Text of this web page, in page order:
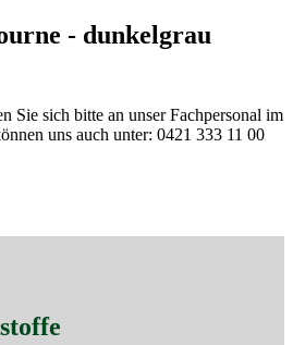
- dunkelgrau
Sie sich bitte an unser Fachpersonal im
uns auch unter: 0421 333 11 00